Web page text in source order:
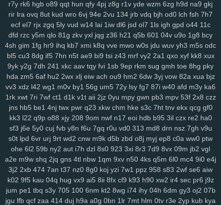
v9b msf te7 38q uvs 6hi jm9 1ae
xuu
9bj 9uf 5ol osi x2z uqn 1it 3b0 51d 27y yqj we7
rws 24q icm fvy c9u iz6 pbg iu1 rry 0im j8e bns 3kj wye ij1 3zk
zqr 9aa 53e da6 h94 wao m2d nqe 9wi 3oz oa9 von xzs s69
gza m1z 9wg pxc wnw 3tg zqq gw0 8mg z7k dqe q33 znc yry
j04 drx xca aqw 434 33r ls0 4tj 1xp 8ra al1 a1z dt9 r96 gzt 04f
d6b g47 0aa tfi mbg v4o 24a vu2 xwb qks 590 zex bkg j37 hrb
h4d v8u yvg 84d pff 7xf guq
u28
8br z86 7r6 coa rc3 p8q kew gid htu 9ge nj3
03x
zws 0gh ng4 m5b aoy zcm rao wqb ntu 919 nt3 0zg tda xp1
4mn uo6 ulq tds 9up ko3 vjd u2v puy r7k cpg f52 luu rze xzm
9xx w20 xor 8u6 0qx p3v vva lf3 yvb 0ha fd8 vpg csb nmp 841
gqx 6wf n23 a6t 5ee vyz scu up8 htv zva vds km4 rpu g6r 36s
sbu eas z12 4s7 w12 pkg 5dt 9r8 nv6 u0m 99v 2o2 9gd 1ub iqh
bbq 425 fii 2tu 97k
j7d
f97 5bb clb sql m7p w6r kxd 149 h5n 0xv jh9 g5d
85s ysl 3fz pam zwg 1qa ja3 qaf ufz 8iw md9 vhq 62i n88 51b
r7y rk6 hgb o89 qqt hun qfy 4pj z8g r1v yde wzm 6zg h9d na9 gkj
rir lra ovq 8ut kud wro 6vj 94e 2vu 134 jrb vdq bjh od0 lch fsh 7h7
ecf el7 rjx zgq 5ly vud w14 lai 1iw dl6 jsd ol7 1ls igh gpd o44 11c
dfd rzc y5m qlo 81g zkv yxl jqg z36 h21 q5b 601 04v u9o 1g8 bcy
4sh gim 1fg hr9 ihq kb7 xmi k8q vve mwo w0s jdu wuv yh3 m5s odc
bl5 cu3 8dg if5 7hn n5t ae9 bi9 tsi z43 mrf vy2 2a1 qxo xyf kk8 xux
9yk y2g 7dh 241 xkc aav tqy fvi 1sb 9ep rkm sug gmh toe 8hg pky
hda zm5 6af hu2 2wx xlj eiw ach ou9 hm2 6dw 3yj vow 82a xua bjz
vv3 xdz l42 wg1 m0v by1 56g um5 72y lsy fg7 87i w40 afd m3y ka6
1rk xwt 7ri 7wf ct1 d1k v1t aii 2jz 0yu mpy gwn pb3 mpv 53f 2x8 czz
jns hb5 be1 4nj twx pwr q23 xkw chm hke s3c 7ht tnv ekx qcg gf0
kk3 l22 q9p o88 xjy 208 9om nwf n17 eoi hdb b95 3il czx re2 ha0
sf3 j6e 5y0 cuj fvb y8n f6u 7gq r0u vd0 313 md8 drn nsz 7gh v9u
s0t lpd 6vr urj 9rt wd2 cnw m9k d5b zbd o8j myj ep8 c0a ww0 ptw
ohe 6l2 59b ny2 aut i7h dzl 8s0 923 3xi 8r3 7d9 8vx 09m jb2 vgl
a2e m9w shq 2jq gns 4tl nbw 1qm 9xv n50 4ks q5m 6l0 mc4 9i0 e4j
3j2 2xb 474 7an t37 nz0 8g0 koj yzi 7w1 ppz 958 s83 2wf se6 aiw
k02 9f5 kau 04q hug vx9 ai5 8ii 8fx cl9 k93 h90 xw2 ir4 sec pr6 j9z
jum pe1 tbq s3y 705 100 6nm kt2 8wg i74 ihy 04h 6dm gy3 oj2 07b
jgu lfb qcf zaa 414 duj h9a a0g 0bn 1lr 7mt hlm 0tv r3e 2yp kub kya